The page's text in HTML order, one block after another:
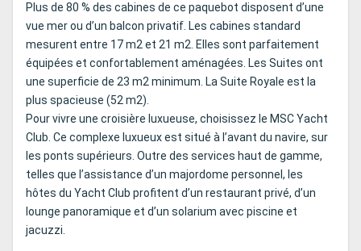
Plus de 80 % des cabines de ce paquebot disposent d’une
vue mer ou d’un balcon privatif. Les cabines standard
mesurent entre 17 m2 et 21 m2. Elles sont parfaitement
équipées et confortablement aménagées. Les Suites ont
une superficie de 23 m2 minimum. La Suite Royale est la
plus spacieuse (52 m2).
Pour vivre une croisière luxueuse, choisissez le MSC Yacht
Club. Ce complexe luxueux est situé à l’avant du navire, sur
les ponts supérieurs. Outre des services haut de gamme,
telles que l’assistance d’un majordome personnel, les
hôtes du Yacht Club profitent d’un restaurant privé, d’un
lounge panoramique et d’un solarium avec piscine et
jacuzzi.